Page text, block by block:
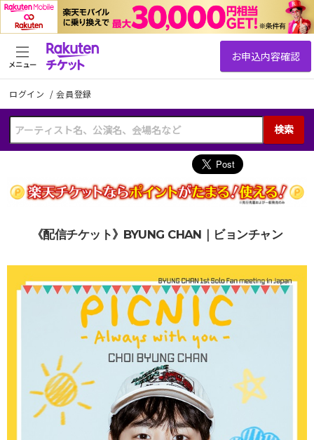
ログイン /会員登録
検索
メニュー
《配信チケット》BYUNG CHAN｜ビョンチャン